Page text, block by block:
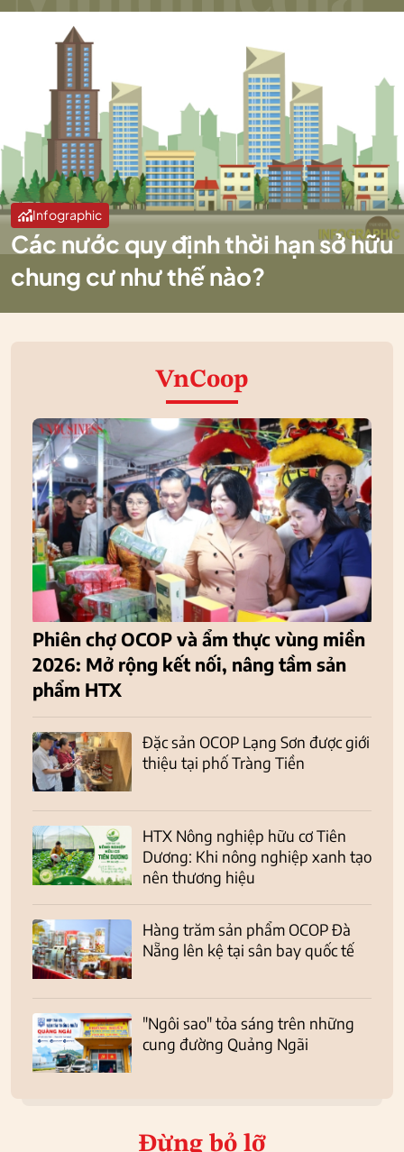
Infographic
Các nước quy định thời hạn sở hữu
chung cư như thế nào?
VnCoop
Phiên chợ OCOP và ẩm thực vùng miền
2026: Mở rộng kết nối, nâng tầm sản
phẩm HTX
Đặc sản OCOP Lạng Sơn được giới
thiệu tại phố Tràng Tiền
HTX Nông nghiệp hữu cơ Tiên
Dương: Khi nông nghiệp xanh tạo
nên thương hiệu
Hàng trăm sản phẩm OCOP Đà
Nẵng lên kệ tại sân bay quốc tế
"Ngôi sao" tỏa sáng trên những
cung đường Quảng Ngãi
Đừng bỏ lỡ